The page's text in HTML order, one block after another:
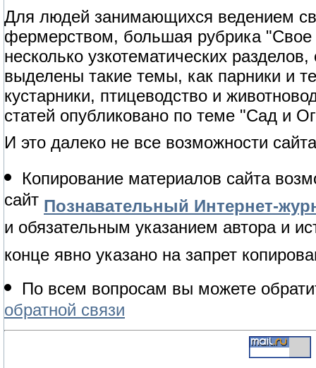
Для людей занимающихся ведением
фермерством, большая рубрика "Свое
несколько узкотематических
выделены такие темы, как парники и
кустарники, птицеводство и
статей опубликовано по теме "Сад и
И это далеко не все возможности
Копирование материалов сайта
сайт Познавательный Интернет-
и обязательным указанием автора и
конце явно указано на запрет
По всем вопросам вы можете
обратной связи